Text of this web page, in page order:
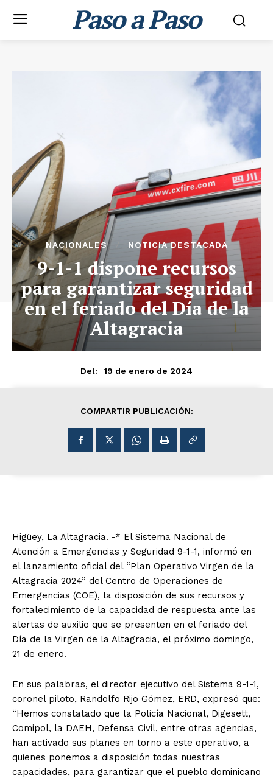
Paso a Paso
NACIONALES NOTICIA DESTACADA
9-1-1 dispone recursos
para garantizar seguridad
en el feriado del Día de la
Altagracia
Del: 19 de enero de 2024
COMPARTIR PUBLICACIÓN:
Higüey, La Altagracia. -* El Sistema Nacional de
Atención a Emergencias y Seguridad 9-1-1, informó en
el lanzamiento oficial del “Plan Operativo Virgen de la
Altagracia 2024” del Centro de Operaciones de
Emergencias (COE), la disposición de sus recursos y
fortalecimiento de la capacidad de respuesta ante las
alertas de auxilio que se presenten en el feriado del
Día de la Virgen de la Altagracia, el próximo domingo,
21 de enero.
En sus palabras, el director ejecutivo del Sistema 9-1-1,
coronel piloto, Randolfo Rijo Gómez, ERD, expresó que:
“Hemos constatado que la Policía Nacional, Digesett,
Comipol, la DAEH, Defensa Civil, entre otras agencias,
han activado sus planes en torno a este operativo, a
quienes ponemos a disposición todas nuestras
capacidades, para garantizar que el pueblo dominicano